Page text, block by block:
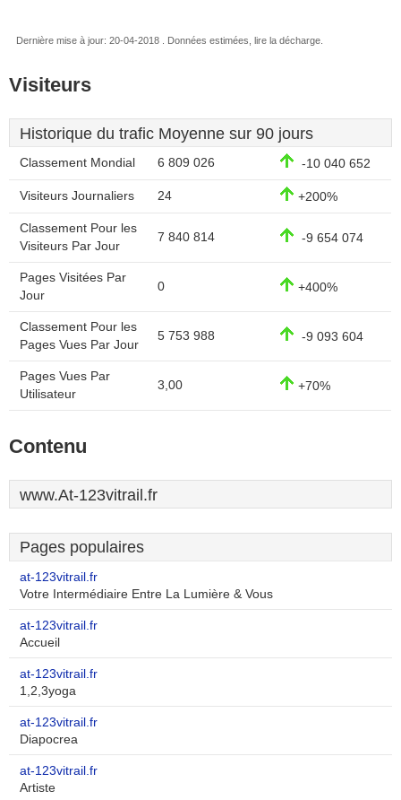
Dernière mise à jour: 20-04-2018 . Données estimées, lire la décharge.
Visiteurs
Historique du trafic Moyenne sur 90 jours
Classement Mondial 6 809 026 -10 040 652
Visiteurs Journaliers 24 +200%
Classement Pour les
Visiteurs Par Jour
7 840 814 -9 654 074
Pages Visitées Par
Jour
0 +400%
Classement Pour les
Pages Vues Par Jour
5 753 988 -9 093 604
Pages Vues Par
Utilisateur
3,00 +70%
Contenu
www.At-123vitrail.fr
Pages populaires
at-123vitrail.fr
Votre Intermédiaire Entre La Lumière & Vous
at-123vitrail.fr
Accueil
at-123vitrail.fr
1,2,3yoga
at-123vitrail.fr
Diapocrea
at-123vitrail.fr
Artiste